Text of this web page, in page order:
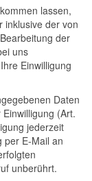
lassen,
inklusive der von
der
uns
Einwilligung
Daten
(Art.
jederzeit
per E-Mail an
unberührt.